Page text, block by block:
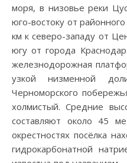
моря, в низовье реки
юго-востоку от
км к северо-западу от
югу от города
железнодорожная
узкой низменной
Черноморского
холмистый. Средние
составляют около 45
окрестностях посёлка
гидрокарбонатной